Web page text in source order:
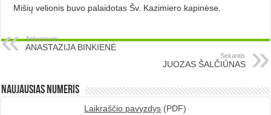
Mišių velionis buvo palaidotas Šv. Kazimiero kapinėse.
Ankstesnis
ANASTAZIJA BINKIENĖ
Sekantis
JUOZAS ŠALČIŪNAS
Naujausias numeris
Laikraščio pavyzdys (PDF)